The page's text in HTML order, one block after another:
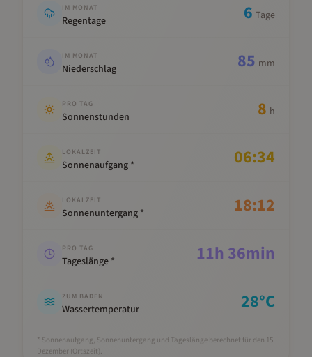
IM MONAT
Regentage 6 Tage
IM MONAT
Niederschlag 85 mm
PRO TAG
Sonnenstunden 8 h
LOKALZEIT
Sonnenaufgang * 06:34
LOKALZEIT
Sonnenuntergang * 18:12
PRO TAG
Tageslänge * 11h 36min
ZUM BADEN
Wassertemperatur 28°C
* Sonnenaufgang, Sonnenuntergang und Tageslänge berechnet für den 15.
Dezember (Ortszeit).